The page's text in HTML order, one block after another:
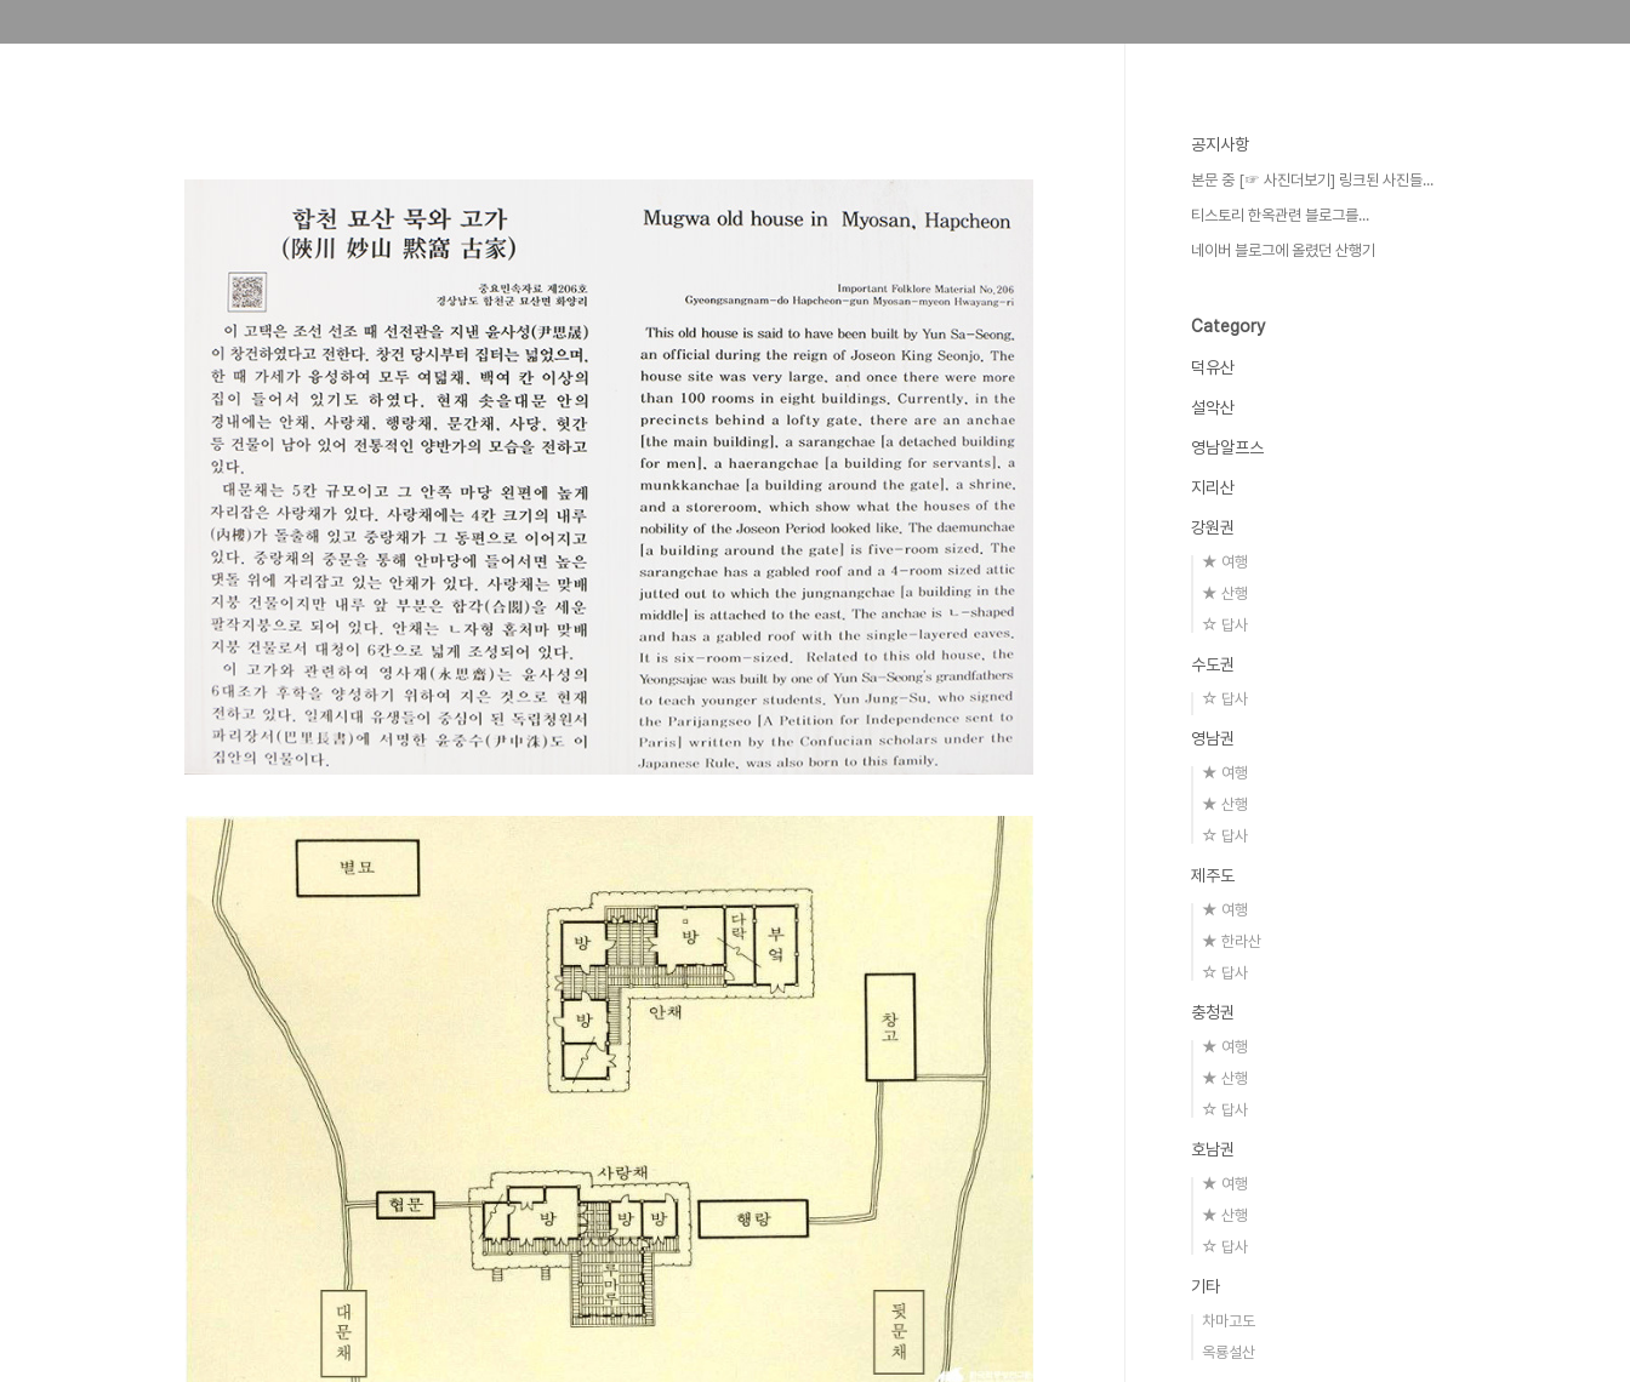
공지사항
본문 중 [☞ 사진더보기] 링크된 사진들...
티스토리 한옥관련 블로그를...
네이버 블로그에 올렸던 산행기
Category
덕유산
설악산
영남알프스
지리산
강원권
★ 여행
★ 산행
☆ 답사
수도권
☆ 답사
영남권
★ 여행
★ 산행
☆ 답사
제주도
★ 여행
★ 한라산
☆ 답사
충청권
★ 여행
★ 산행
☆ 답사
호남권
★ 여행
★ 산행
☆ 답사
기타
차마고도
옥룡설산